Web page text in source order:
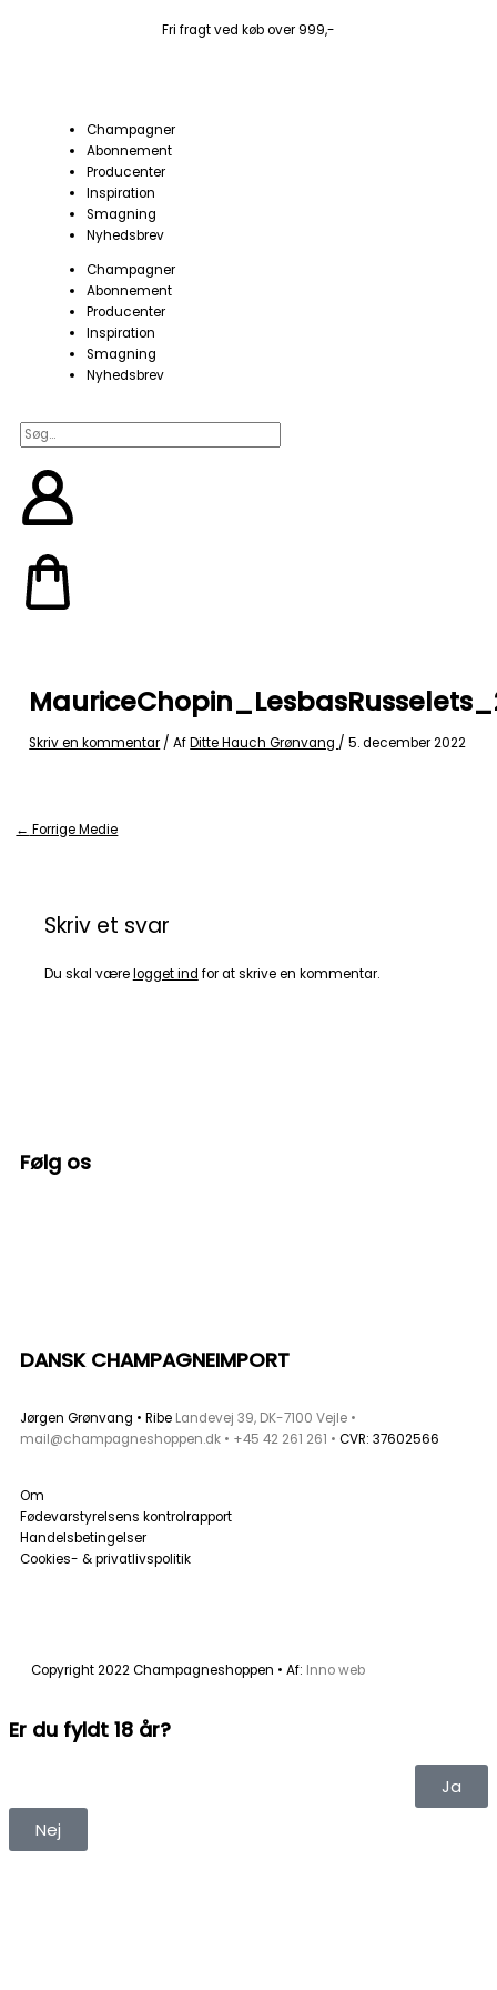
Fri fragt ved køb over 999,-
Champagner
Abonnement
Producenter
Inspiration
Smagning
Nyhedsbrev
Champagner
Abonnement
Producenter
Inspiration
Smagning
Nyhedsbrev
Søg
Skriv en kommentar / AfDitte Hauch Grønvang /5. december 2022
← Forrige Medie
Skriv et svar
Du skal værelogget ind for at skrive en kommentar.
Følg os
c
e
b
o
o
-
f
s
t
a
g
r
m
DANSK CHAMPAGNEIMPORT
Jørgen Grønvang • Ribe Landevej 39, DK-7100 Vejle •
mail@champagneshoppen.dk • +45 42 261 261 • CVR: 37602566
Om
Fødevarstyrelsens kontrolrapport
Handelsbetingelser
Cookies- & privatlivspolitik
Copyright 2022 Champagneshoppen • Af: Inno web
Er du fyldt 18 år?
Ja
Nej